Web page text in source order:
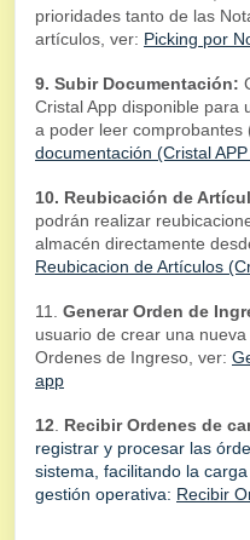
prioridades tanto de las
artículos, ver: Picking por
9. Subir Documentación:
Cristal App disponible para
a poder leer comprobantes
documentación (Cristal
10. Reubicación de
podrán realizar
almacén directamente
Reubicacion de Artículos
11. Generar Orden de
usuario de crear una
Ordenes de Ingreso, ver:
app
12 Recibir Ordenes de
registrar y procesar las
sistema, facilitando la
gestión operativa: Recibir